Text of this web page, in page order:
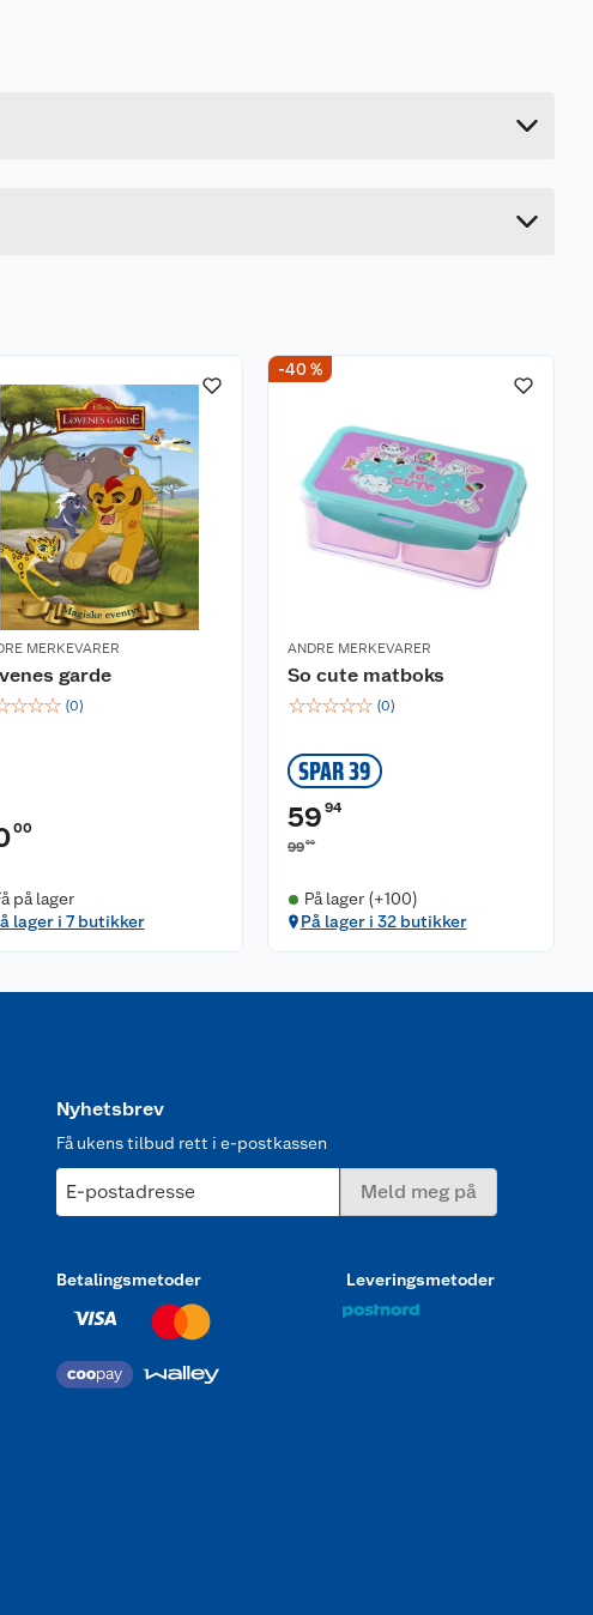
MERKEVARER
garde
☆☆☆ (0)
00
på lager
lager i 7 butikker
-40 %
ANDRE MERKEVARER
So cute matboks
☆☆☆☆☆ (0)
SPAR 39
59 94
9990
På lager (+100)
På lager i 32 butikker
Nyhetsbrev
Få ukens tilbud rett i e-postkassen
E-postadresse Meld meg på
Betalingsmetoder Leveringsmetoder